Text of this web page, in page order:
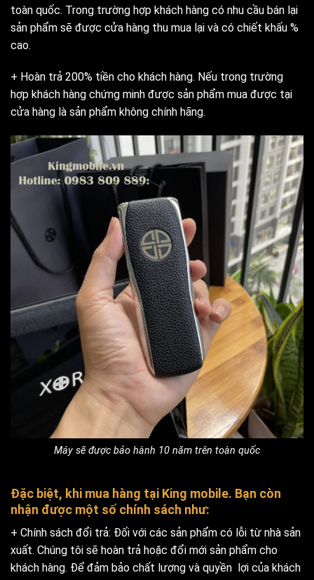
toàn quốc. Trong trường hợp khách hàng có nhu cầu bán lại
sản phẩm sẽ được cửa hàng thu mua lại và có chiết khấu %
cao.
+ Hoàn trả 200% tiền cho khách hàng. Nếu trong trường
hợp khách hàng chứng minh được sản phẩm mua được tại
cửa hàng là sản phẩm không chính hãng.
Máy sẽ được bảo hành 10 năm trên toàn quốc
Đặc biệt, khi mua hàng tại King mobile. Bạn còn
nhận được một số chính sách như:
+ Chính sách đổi trả: Đối với các sản phẩm có lỗi từ nhà sản
xuất. Chúng tôi sẽ hoàn trả hoặc đổi mới sản phẩm cho
khách hàng. Để đảm bảo chất lượng và quyền lợi của khách